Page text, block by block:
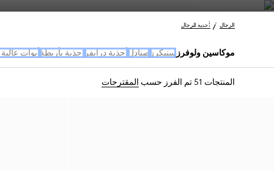
اتصل بنا الرجال أحذية للرجال
موكاسين ولوفرز سنيكرز صنادل أحذية درايفر احذية بأربطة أبوات
المنتجات 51 تم الفرز حسب المقترحات